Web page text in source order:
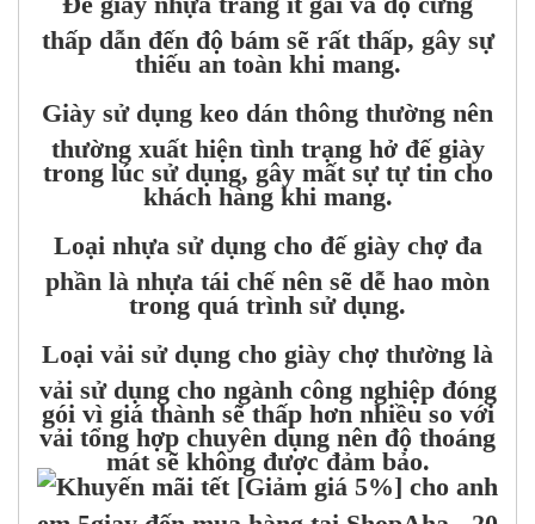
thấp dẫn đến độ bám sẽ rất thấp, gây sự
thiếu an toàn khi mang.
Giày sử dụng keo dán thông thường nên
thường xuất hiện tình trạng hở đế giày
trong lúc sử dụng, gây mất sự tự tin cho
khách hàng khi mang.
Loại nhựa sử dụng cho đế giày chợ đa
phần là nhựa tái chế nên sẽ dễ hao mòn
trong quá trình sử dụng.
Loại vải sử dụng cho giày chợ thường là
vải sử dụng cho ngành công nghiệp đóng
gói vì giá thành sẽ thấp hơn nhiều so với
vải tổng hợp chuyên dụng nên độ thoáng
mát sẽ không được đảm bảo.